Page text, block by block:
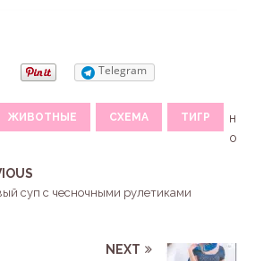
Telegram
ЖИВОТНЫЕ СХЕМА ТИГР
н
о
суп с чесночными рулетиками
NEXT